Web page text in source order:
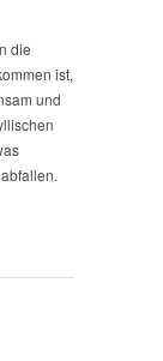
die
ist,
und